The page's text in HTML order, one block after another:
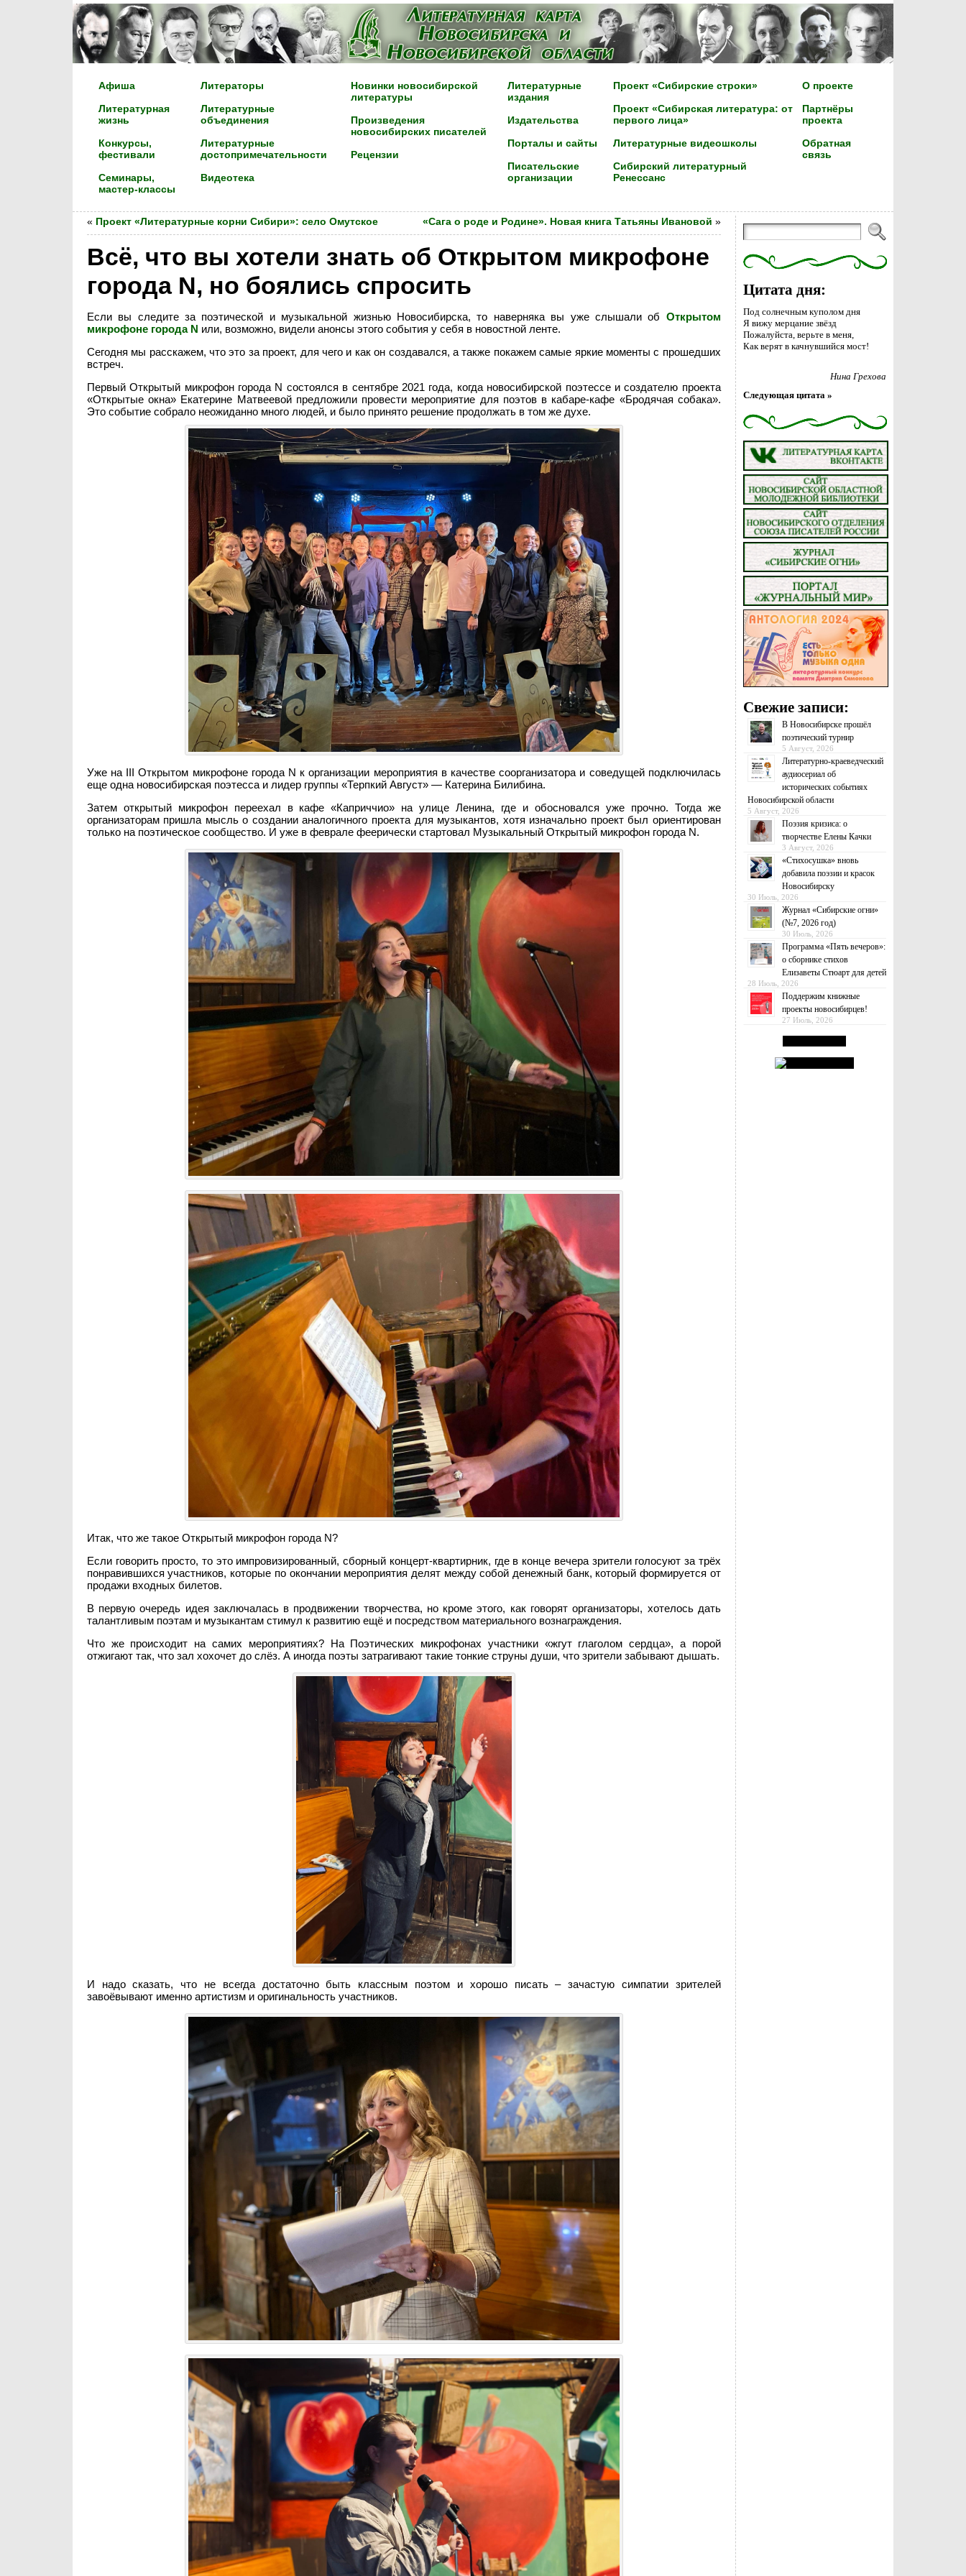
Афиша
Литературная
жизнь
Конкурсы,
фестивали
Семинары,
мастер-классы
Литераторы
Литературные
объединения
Литературные
достопримечательности
Видеотека
Новинки новосибирской
литературы
Произведения
новосибирских писателей
Рецензии
Литературные
издания
Издательства
Порталы и сайты
Писательские
организации
Проект «Сибирские строки»
Проект «Сибирская литература: от
первого лица»
Литературные видеошколы
Сибирский литературный
Ренессанс
О проекте
Партнёры
проекта
Обратная
связь
« Проект «Литературные корни Сибири»: село Омутское «Сага о роде и Родине». Новая книга Татьяны Ивановой »
Всё, что вы хотели знать об Открытом микрофоне
города N, но боялись спросить
Если вы следите за поэтической и музыкальной жизнью Новосибирска, то наверняка вы уже слышали об Открытом
микрофоне города N или, возможно, видели анонсы этого события у себя в новостной ленте.
Сегодня мы расскажем, что это за проект, для чего и как он создавался, а также покажем самые яркие моменты с прошедших
встреч.
Первый Открытый микрофон города N состоялся в сентябре 2021 года, когда новосибирской поэтессе и создателю проекта
«Открытые окна» Екатерине Матвеевой предложили провести мероприятие для поэтов в кабаре-кафе «Бродячая собака».
Это событие собрало неожиданно много людей, и было принято решение продолжать в том же духе.
Уже на III Открытом микрофоне города N к организации мероприятия в качестве соорганизатора и соведущей подключилась
еще одна новосибирская поэтесса и лидер группы «Терпкий Август» — Катерина Билибина.
Затем открытый микрофон переехал в кафе «Каприччио» на улице Ленина, где и обосновался уже прочно. Тогда же
организаторам пришла мысль о создании аналогичного проекта для музыкантов, хотя изначально проект был ориентирован
только на поэтическое сообщество. И уже в феврале феерически стартовал Музыкальный Открытый микрофон города N.
Итак, что же такое Открытый микрофон города N?
Если говорить просто, то это импровизированный, сборный концерт-квартирник, где в конце вечера зрители голосуют за трёх
понравившихся участников, которые по окончании мероприятия делят между собой денежный банк, который формируется от
продажи входных билетов.
В первую очередь идея заключалась в продвижении творчества, но кроме этого, как говорят организаторы, хотелось дать
талантливым поэтам и музыкантам стимул к развитию ещё и посредством материального вознаграждения.
Что же происходит на самих мероприятиях? На Поэтических микрофонах участники «жгут глаголом сердца», а порой
отжигают так, что зал хохочет до слёз. А иногда поэты затрагивают такие тонкие струны души, что зрители забывают дышать.
И надо сказать, что не всегда достаточно быть классным поэтом и хорошо писать – зачастую симпатии зрителей
завоёвывают именно артистизм и оригинальность участников.
Цитата дня:
Под солнечным куполом дня
Я вижу мерцание звёзд
Пожалуйста, верьте в меня,
Как верят в качнувшийся мост!
Нина Грехова
Следующая цитата »
Свежие записи:
В Новосибирске прошёл
поэтический турнир
5 Август, 2026
Литературно-краеведческий
аудиосериал об
исторических событиях
Новосибирской области
5 Август, 2026
Поэзия кризиса: о
творчестве Елены Качки
3 Август, 2026
«Стихосушка» вновь
добавила поэзии и красок
Новосибирску
30 Июль, 2026
Журнал «Сибирские огни»
(№7, 2026 год)
30 Июль, 2026
Программа «Пять вечеров»:
о сборнике стихов
Елизаветы Стюарт для детей
28 Июль, 2026
Поддержим книжные
проекты новосибирцев!
27 Июль, 2026